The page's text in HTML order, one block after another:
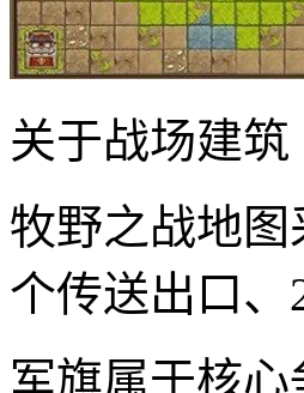
关于战场建筑
牧野之战地图
个传送出口
军旗属于核